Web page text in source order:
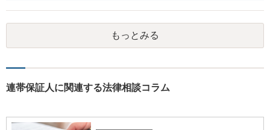
容証明郵便を送るようにしてください。
もっとみる
連帯保証人に関連する法律相談コラム